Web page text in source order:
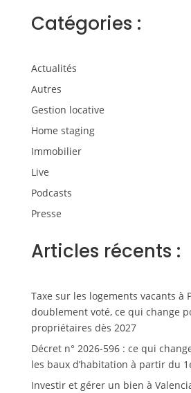
Catégories :
Actualités
Autres
Gestion locative
Home staging
Immobilier
Live
Podcasts
Presse
Articles récents :
Taxe sur les logements vacants à
doublement voté, ce qui change
propriétaires dès 2027
Décret n° 2026-596 : ce qui
les baux d’habitation à partir du
Investir et gérer un bien à